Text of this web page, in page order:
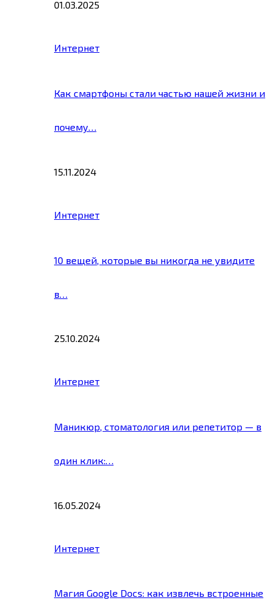
01.03.2025
Интернет
Как смартфоны стали частью нашей жизни и
почему…
15.11.2024
Интернет
10 вещей, которые вы никогда не увидите
в…
25.10.2024
Интернет
Маникюр, стоматология или репетитор — в
один клик:…
16.05.2024
Интернет
Магия Google Docs: как извлечь встроенные